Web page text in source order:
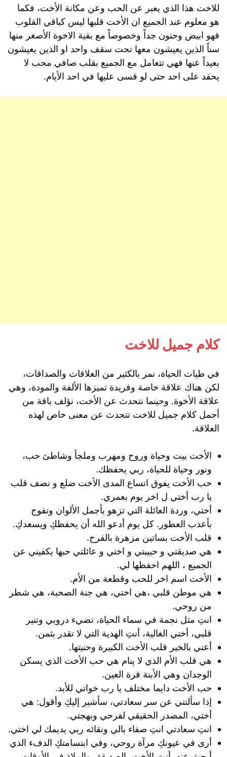
للاخت هذا الذي يعبر عن الحب وعن مكانة الأخت، فكما
هو معلوم عند الجميع ان الأخت قلبها ليس كباقي القلوب
فهو ابيض وحنون جداً وخصوصاً مع بقية الاخوة الأصغر منها
سناً الذين يعيشون معها تحت سقف واحد او الذين يعيشون
بعيداً عنها فهي تتعامل مع الجميع بقلب صافي محب لا
يحقد على احد حتى لو قسى عليها في احد الأيام.
كلام جميل للاخت
في طيات الحياة، نمر بالكثير من العلاقات والصداقات،
لكن هناك علاقة خاصة وفريدة تميزها الألفة والمودة، وهي
علاقة الأخوة. وحينما نتحدث عن الأخت، نؤلف باقة من
أجمل كلام جميل للاخت تتحدث عن معنى خاص لهذه
العلاقة.
الأخت بيت وحياة وروح ومهرب وملجأ وشاطئ حب،
ونور وحياة للحياة، ربي يحفظك.
حب الأخت يفوق اتساع المدى الأخت ضلع و نصف قلب
يا رب أختي ل اخر يوم بعمري.
أختي، وردة العائلة التي تزهو بأجمل الألوان وتفوح
بأعذب العطور. كل يوم أدعو الله أن يحفظكِ ويسعدكِ.
قلب الأخت بساتين مزهرة بالفرح.
هي صديقتي و حبيبتي و اختي و عائلتي حبها يكفيني عن
الجميع ، اللهم احفظها لي.
الأخت اسم اخر للحب وقطعة من الأم.
هي موطن قلبي ،هي اختي، هي جنة الصحبة، هي شطر
من روحي.
انتِ مثل نجمة في سماء الحياة، تضيء دروبي وتنير
قلبي، أختي الغالية، أنتِ الهدية التي لا تقدر بثمن.
أعني بالخير قلب الأخت الكبيرة وحنيتها.
هي قلب الأم الذي لا ينام هي حب الأخت الذي يسكن
الوجدان وهي الأبنة قرة العين.
حب الأخت دايما مختلف يا رب خواتي للأبد.
إذا سألتني عن سر سعادتي، سأشير إليكِ وأقول: هي
أختي، المصدر الحقيقي لفرحي وبهجتي.
انتِ سعادتي انتِ صفاء بالي ونقائه ربي يديمك لي اختي.
أرى في عيونكِ مرآة روحي، وفي ابتسامتكِ الدفء الذي